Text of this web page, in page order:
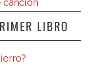
LIBRO